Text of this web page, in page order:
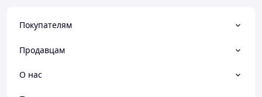
Покупателям
Продавцам
О нас